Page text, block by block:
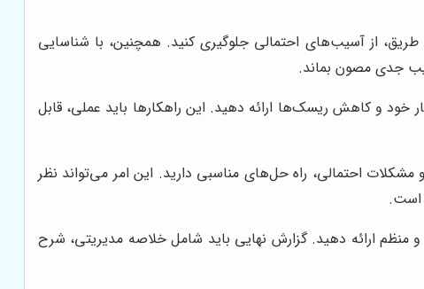
طریق، از آسیب‌های احتمالی جلوگیری کنید. همچنین، با شناسایی
جدی مصون بماند.
خود و کاهش ریسک‌ها ارائه دهید. این راهکارها باید عملی، قابل
احتمالی، راه حل‌های مناسبی دارید. این امر می‌تواند نظر
است.
منظم ارائه دهید. گزارش نهایی باید شامل خلاصه مدیریتی، شرح